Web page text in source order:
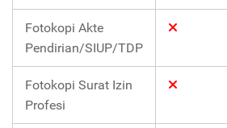
Fotokopi Akte
Pendirian/SIUP/TDP
Fotokopi Surat Izin
Profesi